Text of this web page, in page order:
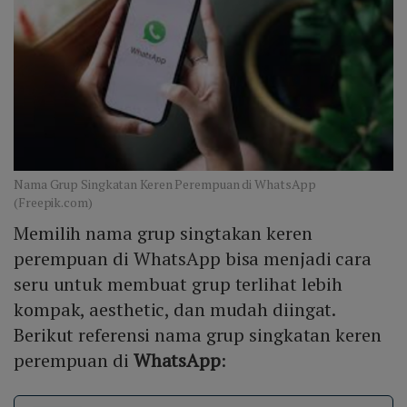
Nama Grup Singkatan Keren Perempuan di WhatsApp
(Freepik.com)
Memilih nama grup singtakan keren
perempuan di WhatsApp bisa menjadi cara
seru untuk membuat grup terlihat lebih
kompak, aesthetic, dan mudah diingat.
Berikut referensi nama grup singkatan keren
perempuan di WhatsApp: